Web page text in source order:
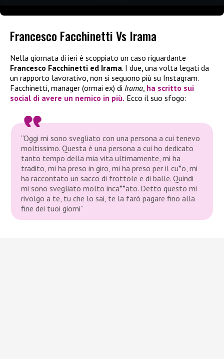
Francesco Facchinetti Vs Irama
Nella giornata di ieri è scoppiato un caso riguardante
Francesco Facchinetti ed Irama. I due, una volta legati da
un rapporto lavorativo, non si seguono più su Instagram.
Facchinetti, manager (ormai ex) di Irama, ha scritto sui
social di avere un nemico in più. Ecco il suo sfogo:
“Oggi mi sono svegliato con una persona a cui tenevo
moltissimo. Questa è una persona a cui ho dedicato
tanto tempo della mia vita ultimamente, mi ha
tradito, mi ha preso in giro, mi ha preso per il cu*o, mi
ha raccontato un sacco di frottole e di balle. Quindi
mi sono svegliato molto inca**ato. Detto questo mi
rivolgo a te, tu che lo sai, te la farò pagare fino alla
fine dei tuoi giorni”